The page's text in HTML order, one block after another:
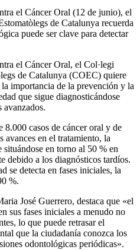
el Cáncer Oral (12 de junio), el
de Catalunya recuerda
puede ser clave para detectar
el Cáncer Oral, el Col·legi
de Catalunya (COEC) quiere
importancia de la prevención y la
que sigue diagnosticándose
avanzados.
8.000 casos de cáncer oral y de
avances en el tratamiento, la
en torno al 50 % en
debido a los diagnósticos tardíos.
se detecta en fases iniciales, la
%.
José Guerrero, destaca que «el
sus fases iniciales a menudo no
lo que puede retrasar el
que la ciudadanía conozca los
odontológicas periódicas».